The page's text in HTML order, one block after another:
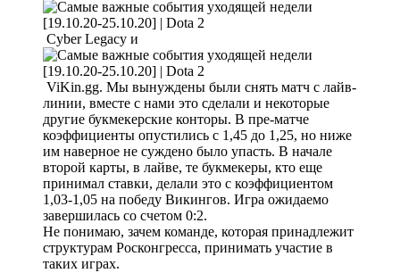
Cyber Legacy и
ViKin.gg. Мы вынуждены были снять матч с лайв-
линии, вместе с нами это сделали и некоторые
другие букмекерские конторы. В пре-матче
коэффициенты опустились с 1,45 до 1,25, но ниже
им наверное не суждено было упасть. В начале
второй карты, в лайве, те букмекеры, кто еще
принимал ставки, делали это с коэффициентом
1,03-1,05 на победу Викингов. Игра ожидаемо
завершилась со счетом 0:2.
Не понимаю, зачем команде, которая принадлежит
структурам Росконгресса, принимать участие в
таких играх.